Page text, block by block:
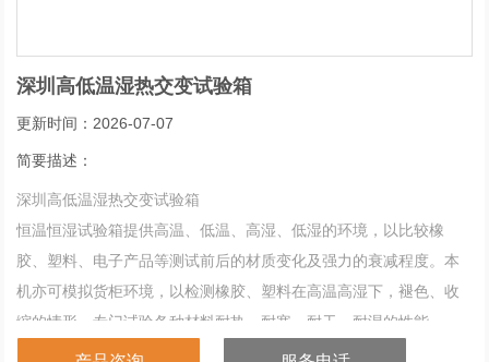
深圳高低温湿热交变试验箱
更新时间：2026-07-07
简要描述：
深圳高低温湿热交变试验箱
恒温恒湿试验箱提供高温、低温、高湿、低湿的环境，以比较橡
胶、塑料、电子产品等测试前后的材质变化及强力的衰减程度。本
机亦可模拟货柜环境，以检测橡胶、塑料在高温高湿下，褪色、收
缩的情形，专门试验各种材料耐热、耐寒、耐干、耐湿的性能。